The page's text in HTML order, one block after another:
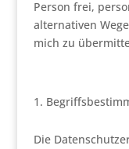
Person frei,
alternativen
mich zu
Die